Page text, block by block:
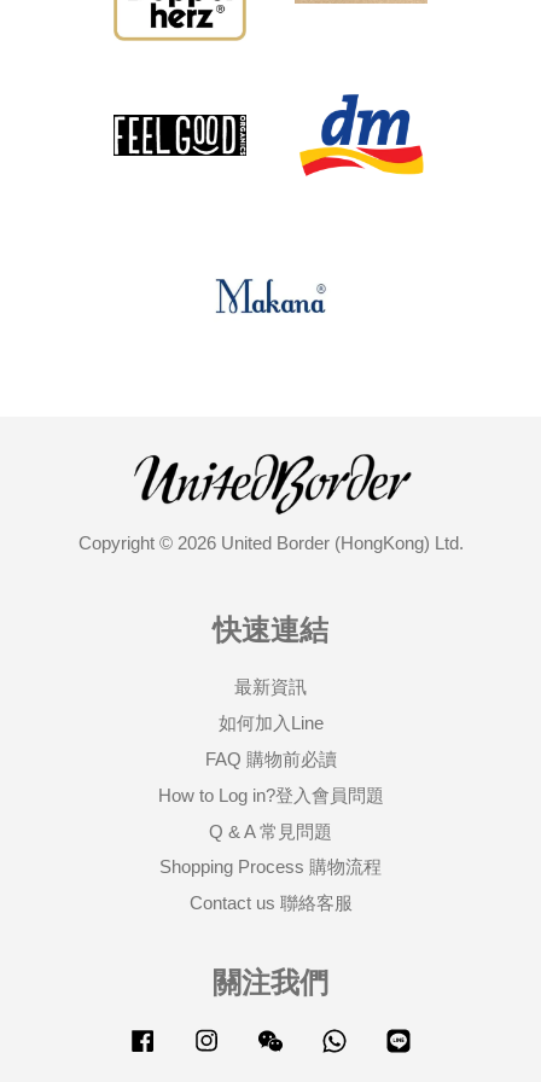
Copyright © 2026 United Border (HongKong) Ltd.
快速連結
最新資訊
如何加入Line
FAQ 購物前必讀
How to Log in?登入會員問題
Q & A 常見問題
Shopping Process 購物流程
Contact us 聯絡客服
關注我們
Facebook Instagram Wechat Whatsapp